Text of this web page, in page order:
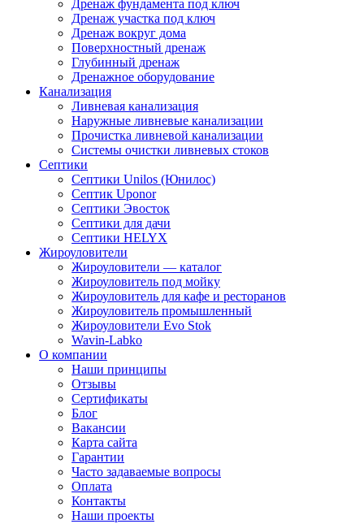
Дренаж фундамента под ключ
Дренаж участка под ключ
Дренаж вокруг дома
Поверхностный дренаж
Глубинный дренаж
Дренажное оборудование
Канализация
Ливневая канализация
Наружные ливневые канализации
Прочистка ливневой канализации
Системы очистки ливневых стоков
Септики
Септики Unilos (Юнилос)
Септик Uponor
Септики Эвосток
Септики для дачи
Септики HELYX
Жироуловители
Жироуловители — каталог
Жироуловитель под мойку
Жироуловитель для кафе и ресторанов
Жироуловитель промышленный
Жироуловители Evo Stok
Wavin-Labko
О компании
Наши принципы
Отзывы
Сертификаты
Блог
Вакансии
Карта сайта
Гарантии
Часто задаваемые вопросы
Оплата
Контакты
Наши проекты